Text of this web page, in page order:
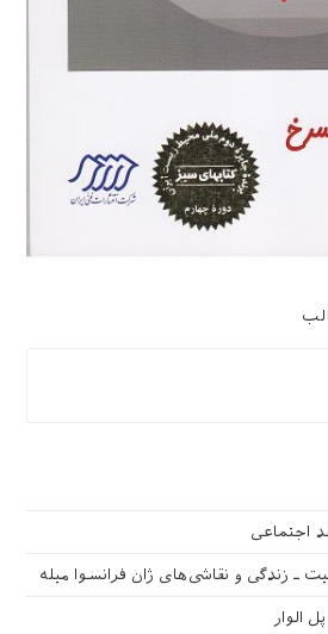
اجتماعی
ـ زندگی و نقاشی‌های ژان فرانسوا میله
الوار